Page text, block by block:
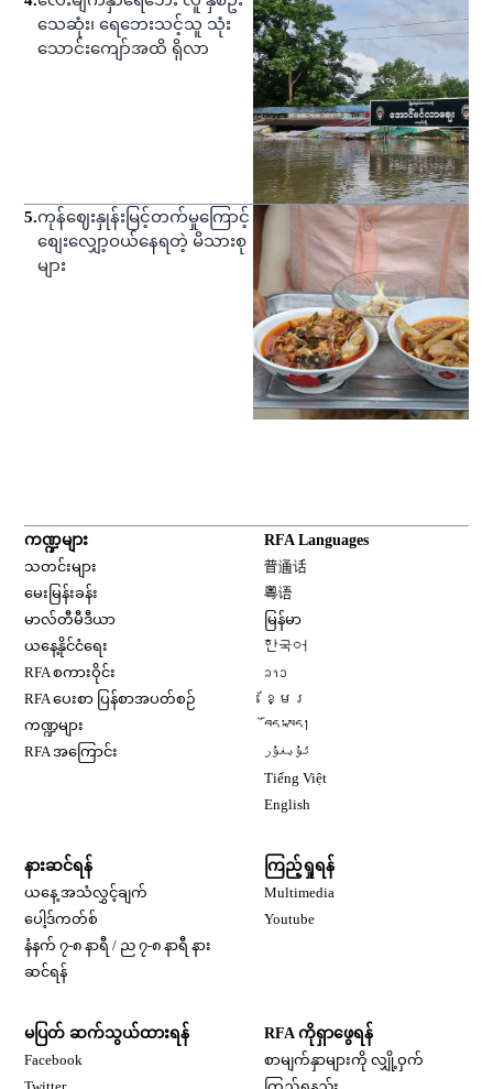
သေဆုံး၊ ရေဘေးသင့်သူ သုံး
သောင်းကျော်အထိ ရှိလာ
5.ကုန်ဈေးနှုန်းမြင့်တက်မှုကြောင့်
စျေးလျှော့ဝယ်နေရတဲ့ မိသားစု
များ
ကဏ္ဍများ
သတင်းများ
မေးမြန်းခန်း
မာလ်တီမီဒီယာ
ယနေ့နိုင်ငံရေး
RFA စကားဝိုင်း
RFA ပေးစာ ပြန်စာအပတ်စဉ်
ကဏ္ဍများ
RFA အကြောင်း
RFA Languages
普通话
粤语
မြန်မာ
한국어
ລາວ
ខ្មែរ
བོད་སྐད།
ئۇيغۇر
Tiếng Việt
English
နားဆင်ရန်
ယနေ့ အသံလွှင့်ချက်
ပေါ့ဒ်ကတ်စ်
နံနက် ၇-၈ နာရီ / ည ၇-၈ နာရီ နား
ဆင်ရန်
ကြည့်ရှုရန်
Multimedia
Youtube
မပြတ် ဆက်သွယ်ထားရန်
Facebook
Opens in new window
RFA ကိုရှာဖွေရန်
စာမျက်နှာများကို လျှို့ဝှက်